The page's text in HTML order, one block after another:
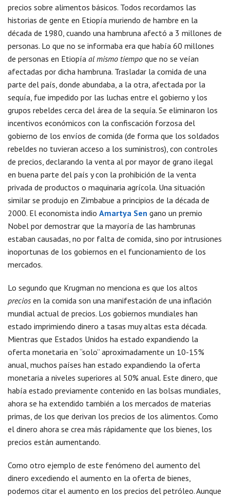
precios sobre alimentos básicos. Todos recordamos las
historias de gente en Etiopía muriendo de hambre en la
década de 1980, cuando una hambruna afectó a 3 millones de
personas. Lo que no se informaba era que había 60 millones
de personas en Etiopía al mismo tiempo que no se veían
afectadas por dicha hambruna. Trasladar la comida de una
parte del país, donde abundaba, a la otra, afectada por la
sequía, fue impedido por las luchas entre el gobierno y los
grupos rebeldes cerca del área de la sequía. Se eliminaron los
incentivos económicos con la confiscación forzosa del
gobierno de los envíos de comida (de forma que los soldados
rebeldes no tuvieran acceso a los suministros), con controles
de precios, declarando la venta al por mayor de grano ilegal
en buena parte del país y con la prohibición de la venta
privada de productos o maquinaria agrícola. Una situación
similar se produjo en Zimbabue a principios de la década de
2000. El economista indio Amartya Sen gano un premio
Nobel por demostrar que la mayoría de las hambrunas
estaban causadas, no por falta de comida, sino por intrusiones
inoportunas de los gobiernos en el funcionamiento de los
mercados.
Lo segundo que Krugman no menciona es que los altos
precios en la comida son una manifestación de una inflación
mundial actual de precios. Los gobiernos mundiales han
estado imprimiendo dinero a tasas muy altas esta década.
Mientras que Estados Unidos ha estado expandiendo la
oferta monetaria en “solo” aproximadamente un 10-15%
anual, muchos países han estado expandiendo la oferta
monetaria a niveles superiores al 50% anual. Este dinero, que
había estado previamente contenido en las bolsas mundiales,
ahora se ha extendido también a los mercados de materias
primas, de los que derivan los precios de los alimentos. Como
el dinero ahora se crea más rápidamente que los bienes, los
precios están aumentando.
Como otro ejemplo de este fenómeno del aumento del
dinero excediendo el aumento en la oferta de bienes,
podemos citar el aumento en los precios del petróleo. Aunque